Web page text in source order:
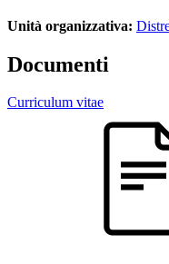
Unità organizzativa:
Documenti
Curriculum vitae